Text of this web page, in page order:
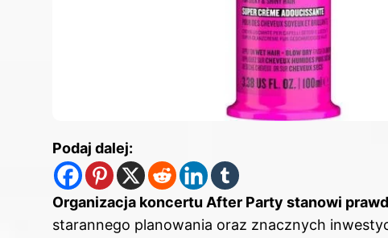
Podaj dalej:
Organizacja koncertu After Party stanowi
starannego planowania oraz znacznych